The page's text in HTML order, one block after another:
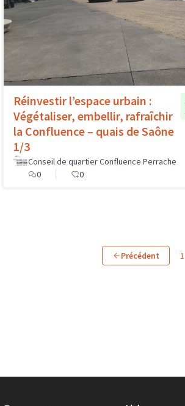
Réinvestir l’espace urbain :
Végétaliser, embellir, rafraîchir
la Confluence – quais de Saône
1/3
Conseil de quartier Confluence Perrache
0
0
Précédent 1